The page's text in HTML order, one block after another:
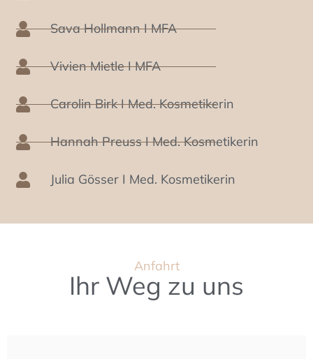
Sava Hollmann I MFA
Vivien Mietle I MFA
Carolin Birk I Med. Kosmetikerin
Hannah Preuss I Med. Kosmetikerin
Julia Gösser I Med. Kosmetikerin
Anfahrt
Ihr Weg zu uns